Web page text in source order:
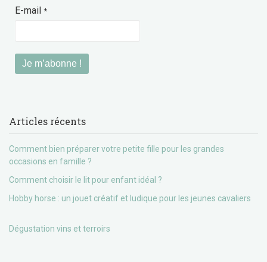
E-mail *
Articles récents
Comment bien préparer votre petite fille pour les grandes
occasions en famille ?
Comment choisir le lit pour enfant idéal ?
Hobby horse : un jouet créatif et ludique pour les jeunes cavaliers
Dégustation vins et terroirs